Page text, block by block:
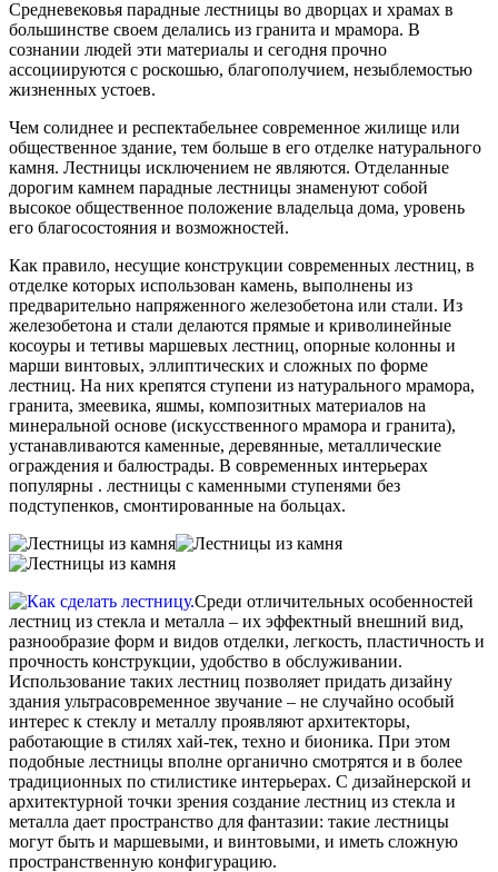
Средневековья парадные лестницы во дворцах и храмах в
большинстве своем делались из гранита и мрамора. В
сознании людей эти материалы и сегодня прочно
ассоциируются с роскошью, благополучием, незыблемостью
жизненных устоев.
Чем солиднее и респектабельнее современное жилище или
общественное здание, тем больше в его отделке натурального
камня. Лестницы исключением не являются. Отделанные
дорогим камнем парадные лестницы знаменуют собой
высокое общественное положение владельца дома, уровень
его благосостояния и возможностей.
Как правило, несущие конструкции современных лестниц, в
отделке которых использован камень, выполнены из
предварительно напряженного железобетона или стали. Из
железобетона и стали делаются прямые и криволинейные
косоуры и тетивы маршевых лестниц, опорные колонны и
марши винтовых, эллиптических и сложных по форме
лестниц. На них крепятся ступени из натурального мрамора,
гранита, змеевика, яшмы, композитных материалов на
минеральной основе (искусственного мрамора и гранита),
устанавливаются каменные, деревянные, металлические
ограждения и балюстрады. В современных интерьерах
популярны . лестницы с каменными ступенями без
подступенков, смонтированные на больцах.
Среди отличительных особенностей
лестниц из стекла и металла – их эффектный внешний вид,
разнообразие форм и видов отделки, легкость, пластичность и
прочность конструкции, удобство в обслуживании.
Использование таких лестниц позволяет придать дизайну
здания ультрасовременное звучание – не случайно особый
интерес к стеклу и металлу проявляют архитекторы,
работающие в стилях хай-тек, техно и бионика. При этом
подобные лестницы вполне органично смотрятся и в более
традиционных по стилистике интерьерах. С дизайнерской и
архитектурной точки зрения создание лестниц из стекла и
металла дает пространство для фантазии: такие лестницы
могут быть и маршевыми, и винтовыми, и иметь сложную
пространственную конфигурацию.